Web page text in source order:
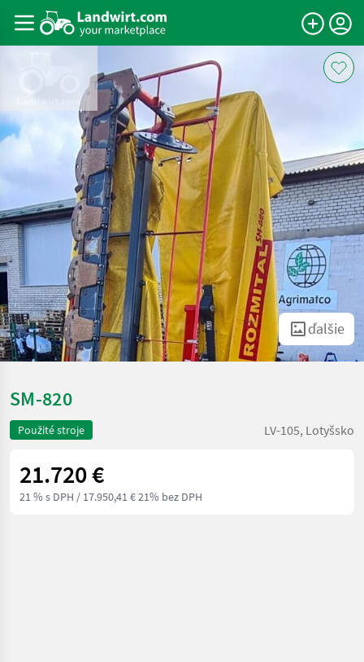
ďalšie
SM-820
Použité stroje LV-105, Lotyšsko
21.720 €
21 % s DPH / 17.950,41 € 21% bez DPH